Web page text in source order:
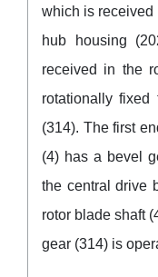
which is received
hub housing
received in the
rotationally
(314). The first
(4) has a bevel
the central drive
rotor blade shaft
gear (314) is